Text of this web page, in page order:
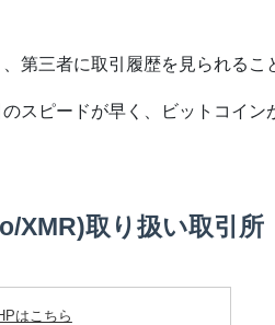
第三者に取引履歴を見られるこ
のスピードが早く、ビットコイ
XMR)取り扱い取引所
はこちら